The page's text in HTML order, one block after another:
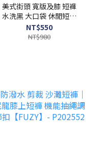
美式街頭 寬版及膝 短褲
水洗黑 大口袋 休閒短褲
【 FUZY 】- P202558
NT$550
NT$980